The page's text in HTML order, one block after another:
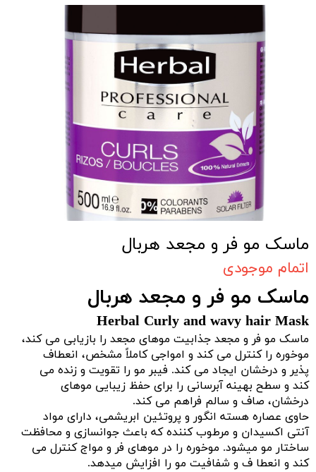
ماسک مو فر و مجعد هربال
اتمام موجودی
ماسک مو فر و مجعد هربال
Herbal Curly and wavy hair Mask
ماسک مو فر و مجعد جذابیت موهای مجعد را بازیابی می کند،
موخوره را کنترل می کند و امواجی کاملاً مشخص، انعطاف
پذیر و درخشان ایجاد می کند. فیبر مو را تقویت و زنده می
کند و سطح بهینه آبرسانی را برای حفظ زیبایی موهای
درخشان، صاف و سالم فراهم می کند.
حاوی عصاره هسته انگور و پروتئین ابریشمی، دارای مواد
آنتی اکسیدان و مرطوب کننده که باعث جوانسازی و محافظت
ساختار مو میشود. موخوره را در موهای فر و مواج کنترل می
کند و انعطا ف و شفافیت مو را افزایش میدهد.